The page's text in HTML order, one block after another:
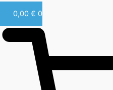
0,00 € 0